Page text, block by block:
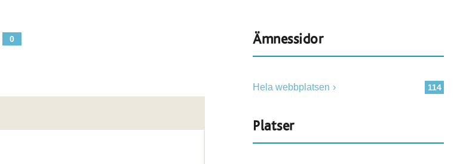
0 Ämnessidor
114
Hela webbplatsen
Platser